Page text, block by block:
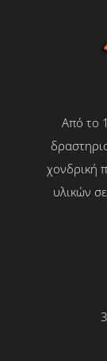
Από το
χονδρική
υλικών